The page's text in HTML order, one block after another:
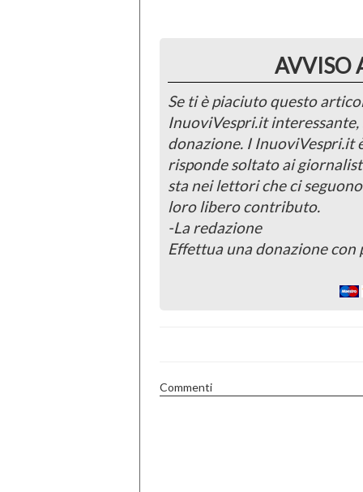
AVVISO
Se ti è piaciuto questo
InuoviVespri.it
donazione. I InuoviVespri.it
risponde soltato ai
sta nei lettori che ci
loro libero contributo.
-La redazione
Effettua una donazione con
Commenti